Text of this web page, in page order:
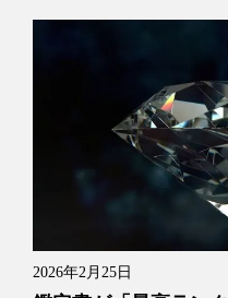
2026年2月25日